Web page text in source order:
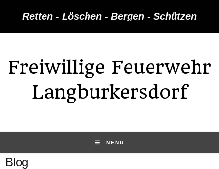
Retten - Löschen - Bergen - Schützen
Freiwillige Feuerwehr
Langburkersdorf
MENÜ
Blog